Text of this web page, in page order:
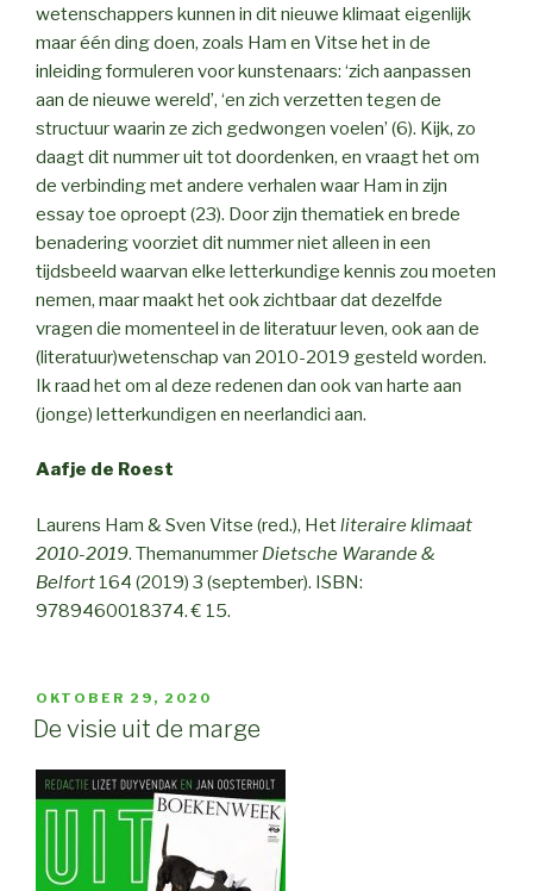
wetenschappers kunnen in dit nieuwe klimaat eigenlijk
maar één ding doen, zoals Ham en Vitse het in de
inleiding formuleren voor kunstenaars: ‘zich aanpassen
aan de nieuwe wereld’, ‘en zich verzetten tegen de
structuur waarin ze zich gedwongen voelen’ (6). Kijk, zo
daagt dit nummer uit tot doordenken, en vraagt het om
de verbinding met andere verhalen waar Ham in zijn
essay toe oproept (23). Door zijn thematiek en brede
benadering voorziet dit nummer niet alleen in een
tijdsbeeld waarvan elke letterkundige kennis zou moeten
nemen, maar maakt het ook zichtbaar dat dezelfde
vragen die momenteel in de literatuur leven, ook aan de
(literatuur)wetenschap van 2010-2019 gesteld worden.
Ik raad het om al deze redenen dan ook van harte aan
(jonge) letterkundigen en neerlandici aan.
Aafje de Roest
Laurens Ham & Sven Vitse (red.), Hetliteraire klimaat
2010-2019. Themanummer Dietsche Warande &
Belfort 164 (2019) 3 (september). ISBN:
9789460018374. € 15.
POSTED
ON
OKTOBER 29, 2020
De visie uit de marge